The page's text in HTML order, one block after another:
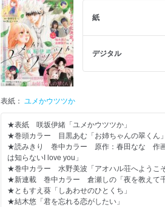
連載ラインナップ
恋とシンクロニシティ ことのは紬
だってこれが初恋 桃白茉乃
Re blue 加瀬まつり
突風とビート 椎名軽穂
マンガMeeの人気作 別マにスペシャル出張掲載
お姉ちゃんの翠くん 目黒あむ
ユメかウツツか 咲坂伊緒
神に恋など早すぎる 双海芽生
瀬壮、泉麦歩、黄身子、小鳩ぐみ、双海芽生、
き、赤羽ゆりあ、保奈実、茂澄よもす、大場
載！ 原作：ひねくれ渡 作画：アルコ「消え
に掲載されている記事は、電子版では掲載して
す。 ※一部ページの内容は、2026年2月13日
ございます。
紙
デジタル
表紙： ユメかウツツか
★表紙 咲坂伊緒「ユメかウツツか」
★巻頭カラー 目黒あむ「お姉ちゃんの翠くん
★読みきり 巻中カラー 原作：春田なな 作画
は知らないI love you」
★巻中カラー 水野美波「アオハル荘へようこ
★新連載 巻中カラー 倉瀬しの「夜を教えて
★ともすえ葵「しあわせのひとくち」
★結木悠「君を忘れる恋がしたい」